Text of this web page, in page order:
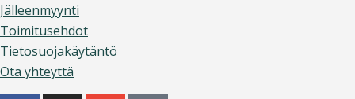
Jälleenmyynti
Toimitusehdot
Tietosuojakäytäntö
Ota yhteyttä